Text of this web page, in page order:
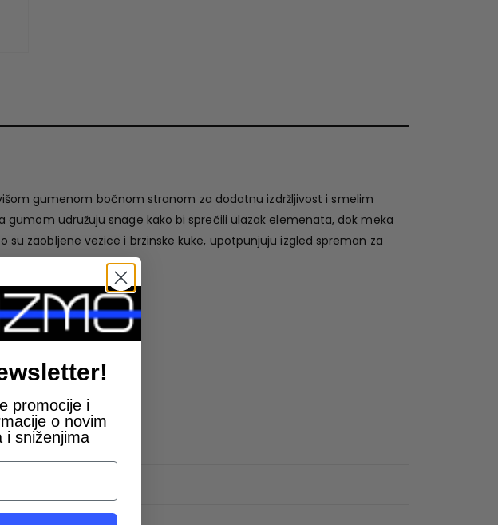
gumenom bočnom stranom za dodatnu izdržljivost i smelim
udružuju snage kako bi sprečili ulazak elemenata, dok meka
zaobljene vezice i brzinske kuke, upotpunjuju izgled spreman za
promocije i
o novim
i sniženjima